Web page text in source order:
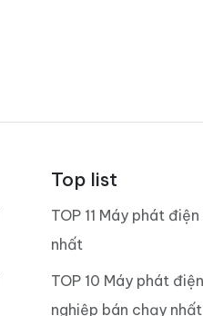
Top list
TOP 11 Máy phát
nhất
TOP 10 Máy phát
nghiệp bán chạy nhất